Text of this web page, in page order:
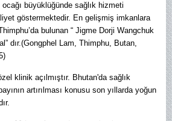
ocağı büyüklüğünde sağlık hizmeti
göstermektedir. En gelişmiş imkanlara
bulunan “ Jigme Dorji Wangchuk
dır.(Gongphel Lam, Thimphu, Butan,
klinik açılmıştır. Bhutan'da sağlık
artırılması konusu son yıllarda yoğun